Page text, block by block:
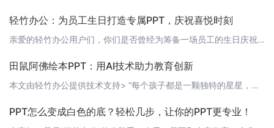
轻竹办公：为员工生日打造专属PPT，庆祝喜悦时刻
亲爱的轻竹办公用户们，你们是否曾经为筹备一场员工的生日庆祝活动而感到烦恼？是否为了制作一份精美的PPT而花费大量时间和精力？现在，有了轻竹办公，这些问题都将迎刃而解！ 为什么要为员工庆祝生日？员工是企业发展的基石，他们的辛勤付出为企业带来了丰硕的成果。庆祝员工生日，是对他们辛勤工作的肯定和鼓励，有助于提高员工的归属感和凝聚力，使团队更加团结协作。 轻竹办公如何助力员工生日PPT制作？轻竹办公是一款
田鼠阿佛绘本PPT：用AI技术助力教育创新
本文由轻竹办公提供技术支持> “每个孩子都是一颗独特的星星，教育就是让他们熠熠生辉。”绘本作为一种优秀的儿童读物，以其丰富的图文结合形式，深受孩子们的喜爱。今天，我们要为大家介绍一款全新的绘本PPT——田鼠阿佛绘本PPT，它将AI技术与教育创新相结合，为孩子们带来一场别开生面的视觉盛宴。 1. 田鼠阿佛绘本PPT简介田鼠阿佛绘本PPT是一款基于AI技术自动生成的绘本PPT，它以孩子们喜爱的田鼠阿佛
PPT怎么变成白色的底？轻松几步，让你的PPT更专业！